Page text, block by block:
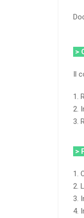
>
Il
>